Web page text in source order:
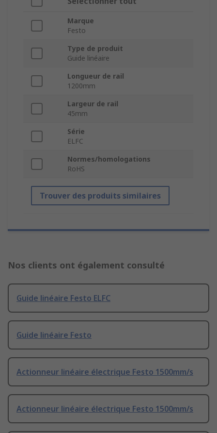
Marque
Festo
Type de produit
Guide linéaire
Longueur de rail
1200mm
Largeur de rail
45mm
Série
ELFC
Normes/homologations
RoHS
Trouver des produits similaires
Nos clients ont également consulté
Guide linéaire Festo ELFC
Guide linéaire Festo
Actionneur linéaire électrique Festo 1500mm/s
Actionneur linéaire électrique Festo 1500mm/s